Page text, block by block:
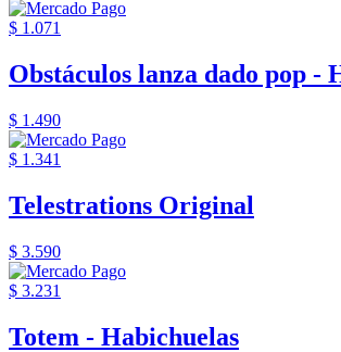
$ 1.071
Obstáculos lanza dado pop -
$ 1.490
$ 1.341
Telestrations Original
$ 3.590
$ 3.231
Totem - Habichuelas